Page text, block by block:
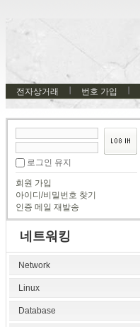
전자상거래 번호 가입
로그인 유지
회원 가입
아이디/비밀번호 찾기
인증 메일 재발송
네트워킹
Network
Linux
Database